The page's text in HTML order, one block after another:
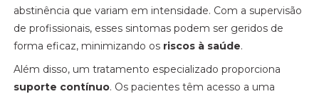
abstinência que variam em intensidade. Com a supervisão
de profissionais, esses sintomas podem ser geridos de
forma eficaz, minimizando os riscos à saúde.
Além disso, um tratamento especializado proporciona
suporte contínuo. Os pacientes têm acesso a uma